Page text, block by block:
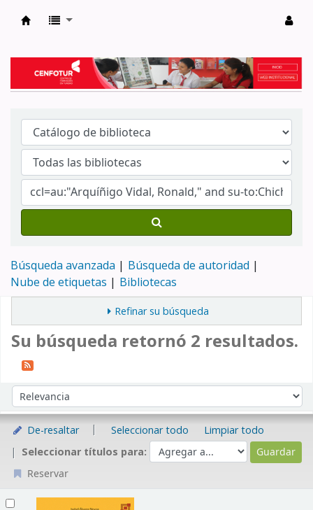
Búsqueda avanzada
Búsqueda de autoridad
Nube de etiquetas
Bibliotecas
Refinar su búsqueda
Su búsqueda retornó 2 resultados.
Ordenar por:
De-resaltar Seleccionar todo
Limpiar todo
Seleccionar títulos para:
Reservar